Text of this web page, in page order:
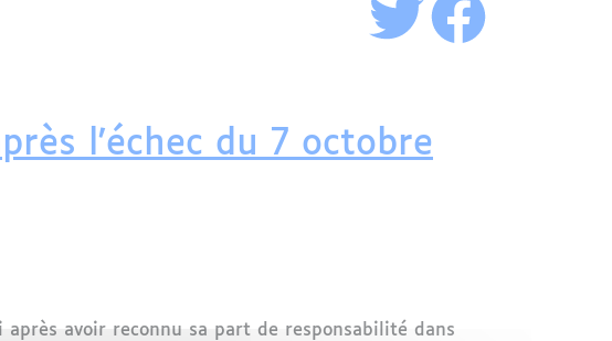
l'échec du 7 octobre
avoir reconnu sa part de responsabilité dans